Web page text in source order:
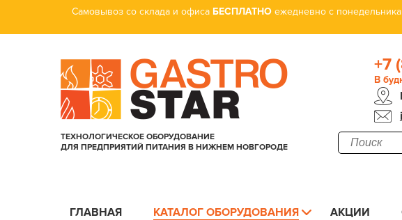
Самовывоз со склада и офиса БЕСПЛАТНО ежедневно с
ТЕХНОЛОГИЧЕСКОЕ ОБОРУДОВАНИЕ
ДЛЯ ПРЕДПРИЯТИЙ ПИТАНИЯ В НИЖНЕМ НОВГОРОДЕ
+7
В
ГЛАВНАЯ КАТАЛОГ ОБОРУДОВАНИЯ АКЦИИ